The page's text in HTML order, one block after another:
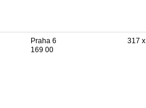
Praha 6
169 00
317 x